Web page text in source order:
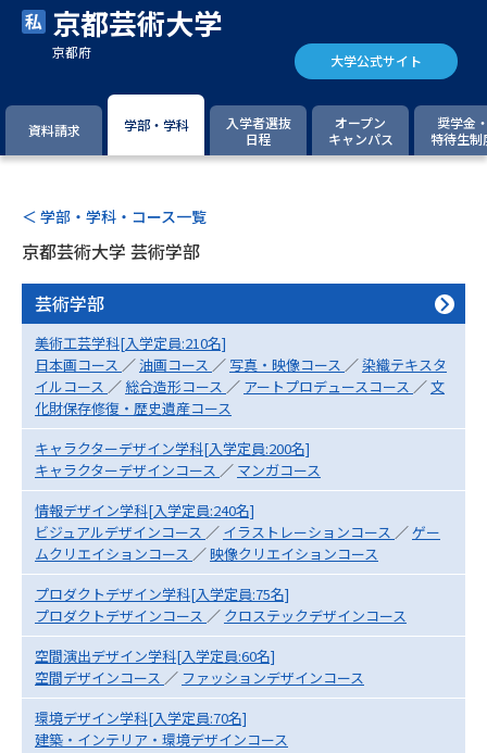
大学・短大以外の資料から請求
大学院の資料請求
留学・進学関連、塾・予備校
大学入学共通テスト「受験案
内」の請求
配慮案内」の請求
幼稚園教員資格認定試験
高等学校（情報）教員資格認定
試験
大学研究
大学で学べる内容や特徴を調べる
新増設大学・学部・学科特集
国際・グローバルに強い大学特
集
データサイエンス特集 奨学金・特待生制度特集
デジタルパンフレット 進路の３択
新学年スタート号特集ページ
（高3生用）
（高2生用）
京都芸術大学
京都府 大学公式サイト
資料請求 学部・学科
入学者選抜
日程
オープン
キャンパス
奨学金
特待生制
＜ 学部・学科・コース一覧
京都芸術大学 芸術学部
芸術学部
美術工芸学科[入学定員:210名]
日本画コース ／油画コース ／ 写真・映像コース ／染織テキスタ
イルコース ／ 総合造形コース ／ アートプロデュースコース ／文
化財保存修復・歴史遺産コース
キャラクターデザイン学科[入学定員:200名]
キャラクターデザインコース ／ マンガコース
情報デザイン学科[入学定員:240名]
ビジュアルデザインコース ／ イラストレーションコース ／ゲー
ムクリエイションコース ／ 映像クリエイションコース
プロダクトデザイン学科[入学定員:75名]
プロダクトデザインコース ／ クロステックデザインコース
空間演出デザイン学科[入学定員:60名]
空間デザインコース ／ ファッションデザインコース
環境デザイン学科[入学定員:70名]
建築・インテリア・環境デザインコース